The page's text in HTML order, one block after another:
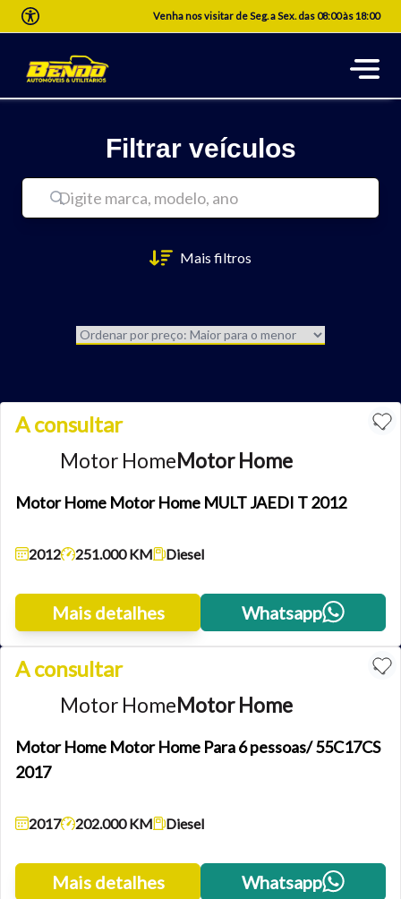
Venha nos visitar de Seg. a Sex. das 08:00 às 18:00
Filtrar veículos
Mais filtros
A consultar
Motor HomeMotor Home
Motor Home Motor Home MULT JAEDI T 2012
2012 251.000 KM Diesel
Mais detalhes Whatsapp
A consultar
Motor HomeMotor Home
Motor Home Motor Home Para 6 pessoas/ 55C17CS
2017
2017 202.000 KM Diesel
Mais detalhes Whatsapp